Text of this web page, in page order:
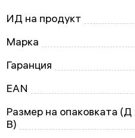
ИД на продукт
Марка
Гаранция
EAN
Размер на опаковката
В)